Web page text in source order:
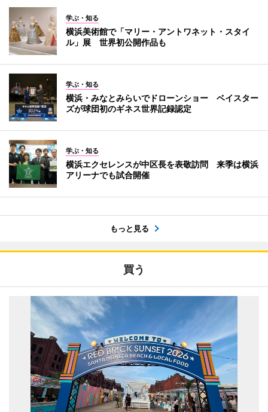
学ぶ・知る
横浜美術館で「マリー・アントワネット・スタイ
ル」展 世界初公開作品も
学ぶ・知る
横浜・みなとみらいでドローンショー ベイスター
ズが球団初のギネス世界記録認定
学ぶ・知る
横浜エクセレンスが中区長を表敬訪問 来季は横浜
アリーナでも試合開催
もっと見る
買う